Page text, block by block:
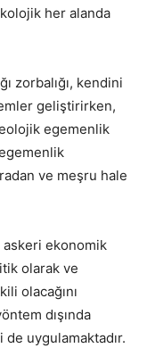
her alanda
zorbalığı, kendini
geliştirirken,
egemenlik
ve meşru hale
askeri ekonomik
olarak ve
olacağını
dışında
uygulamaktadır.